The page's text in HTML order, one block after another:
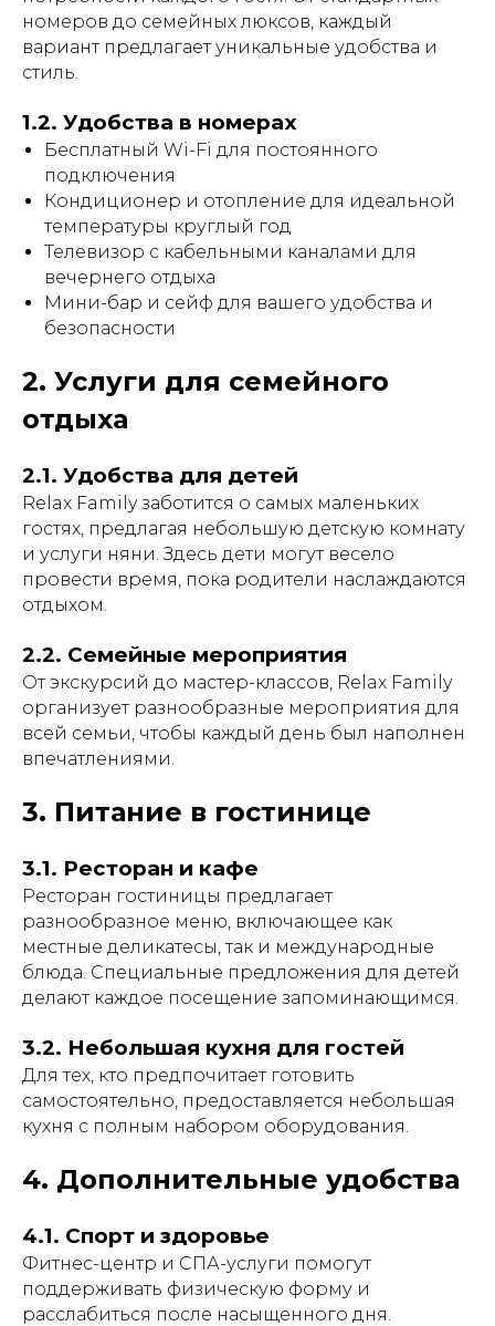
номеров до семейных люксов, каждый
вариант предлагает уникальные удобства и
стиль.
1.2. Удобства в номерах
Бесплатный Wi-Fi для постоянного
подключения
Кондиционер и отопление для идеальной
температуры круглый год
Телевизор с кабельными каналами для
вечернего отдыха
Мини-бар и сейф для вашего удобства и
безопасности
2. Услуги для семейного
отдыха
2.1. Удобства для детей
Relax Family заботится о самых маленьких
гостях, предлагая небольшую детскую комнату
и услуги няни. Здесь дети могут весело
провести время, пока родители наслаждаются
отдыхом.
2.2. Семейные мероприятия
От экскурсий до мастер-классов, Relax Family
организует разнообразные мероприятия для
всей семьи, чтобы каждый день был наполнен
впечатлениями.
3. Питание в гостинице
3.1. Ресторан и кафе
Ресторан гостиницы предлагает
разнообразное меню, включающее как
местные деликатесы, так и международные
блюда. Специальные предложения для детей
делают каждое посещение запоминающимся.
3.2. Небольшая кухня для гостей
Для тех, кто предпочитает готовить
самостоятельно, предоставляется небольшая
кухня с полным набором оборудования.
4. Дополнительные удобства
4.1. Спорт и здоровье
Фитнес-центр и СПА-услуги помогут
поддерживать физическую форму и
расслабиться после насыщенного дня.